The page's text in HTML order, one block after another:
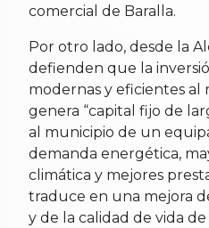
comercial de Baralla.
Por otro lado, desde la
defienden que la
modernas y eficientes al
genera “capital fijo de
al municipio de un
demanda energética,
climática y mejores
traduce en una mejora
y de la calidad de vida